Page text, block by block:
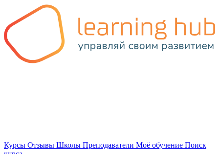
Курсы Отзывы Школы Преподаватели Моё обучение Поиск